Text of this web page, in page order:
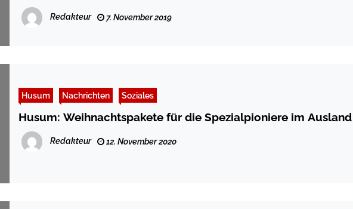
Redakteur 7. November 2019
Husum Nachrichten Soziales
Husum: Weihnachtspakete für die Spezialpioniere im Ausland
Redakteur 12. November 2020